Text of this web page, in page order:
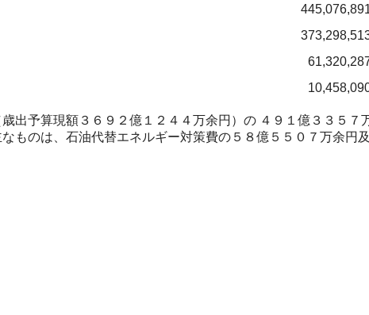
出予算現額３６９２億１２４４万余円）の ４９１億３３５
ものは、石油代替エネルギー対策費の５８億５５０７万余円